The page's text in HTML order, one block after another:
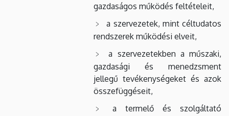
gazdaságos működés feltételeit,
a szervezetek, mint céltudatos
rendszerek működési elveit,
a szervezetekben a műszaki,
gazdasági és menedzsment
jellegű tevékenységeket és azok
összefüggéseit,
a termelő és szolgáltató